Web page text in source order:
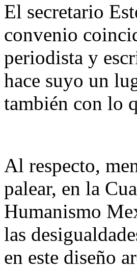
El secretario
convenio
periodista y
hace suyo un
también con lo
Al respecto,
palear, en la
Humanismo
las
en este diseño